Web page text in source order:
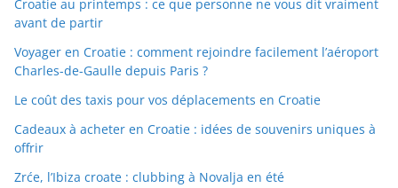
Croatie au printemps : ce que personne ne vous dit vraiment
avant de partir
Voyager en Croatie : comment rejoindre facilement l’aéroport
Charles-de-Gaulle depuis Paris ?
Le coût des taxis pour vos déplacements en Croatie
Cadeaux à acheter en Croatie : idées de souvenirs uniques à
offrir
Zrće, l’Ibiza croate : clubbing à Novalja en été